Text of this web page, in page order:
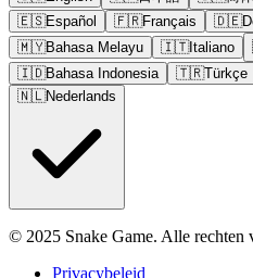
🇪🇸Español 🇫🇷Français 🇩🇪
🇲🇾Bahasa Melayu 🇮🇹Italiano
🇮🇩Bahasa Indonesia 🇹🇷Türkçe
🇳🇱Nederlands
© 2025 Snake Game. Alle rechten
Privacybeleid